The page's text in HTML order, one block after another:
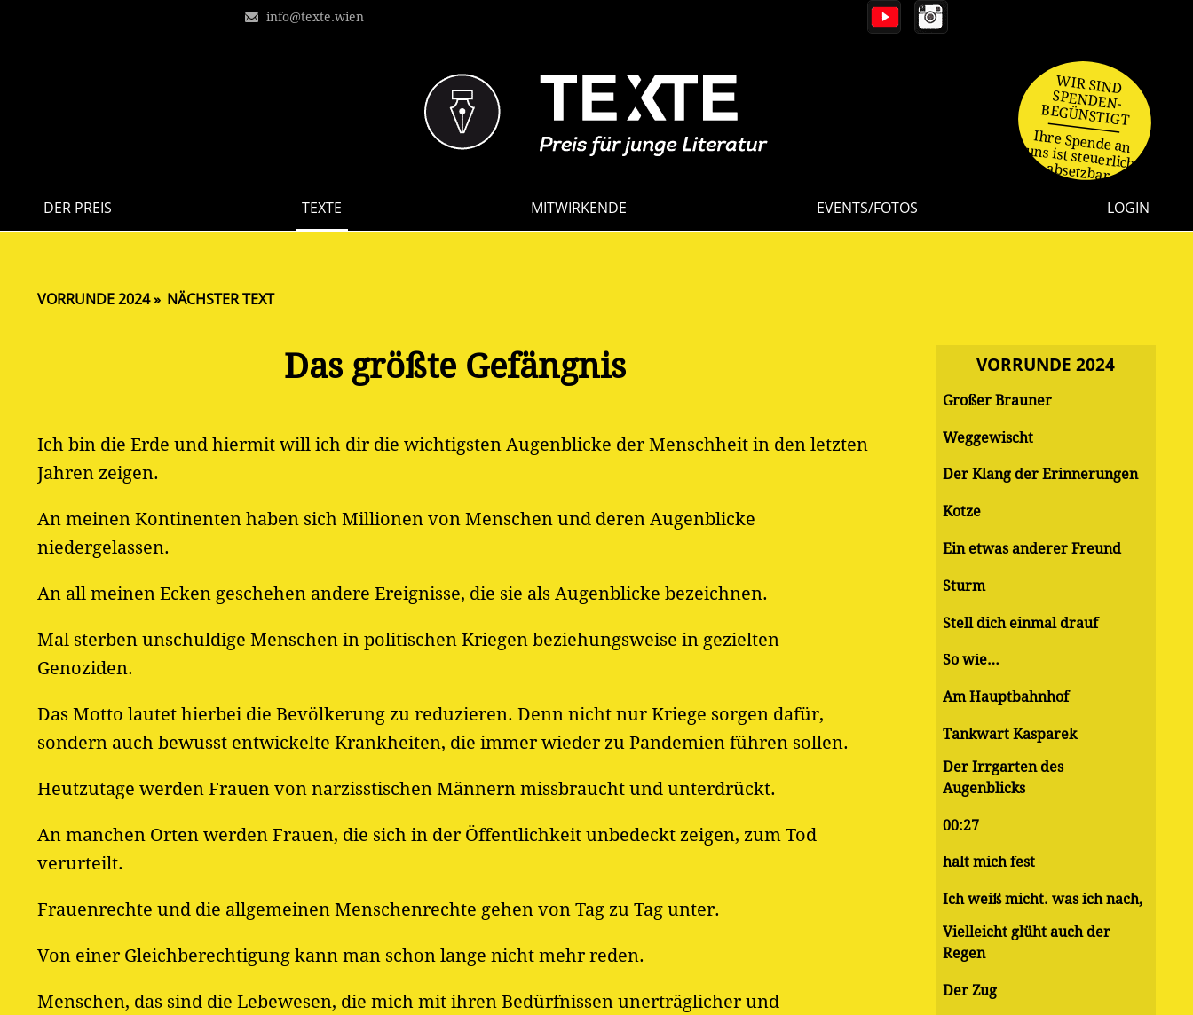
info@texte.wien
NAVIGATION
DER PREIS TEXTE MITWIRKENDE EVENTS/FOTOS LOGIN
WIR SIND
SPENDEN-
BEGÜNSTIGT
Ihre Spende an
uns ist steuerlich
absetzbar.
Das größte Gefängnis
Ich bin die Erde und hiermit will ich dir die wichtigsten Augenblicke der Menschheit in den letzten
Jahren zeigen.
An meinen Kontinenten haben sich Millionen von Menschen und deren Augenblicke
niedergelassen.
An all meinen Ecken geschehen andere Ereignisse, die sie als Augenblicke bezeichnen.
Mal sterben unschuldige Menschen in politischen Kriegen beziehungsweise in gezielten
Genoziden.
Das Motto lautet hierbei die Bevölkerung zu reduzieren. Denn nicht nur Kriege sorgen dafür,
sondern auch bewusst entwickelte Krankheiten, die immer wieder zu Pandemien führen sollen.
Heutzutage werden Frauen von narzisstischen Männern missbraucht und unterdrückt.
An manchen Orten werden Frauen, die sich in der Öffentlichkeit unbedeckt zeigen, zum Tod
verurteilt.
Frauenrechte und die allgemeinen Menschenrechte gehen von Tag zu Tag unter.
Von einer Gleichberechtigung kann man schon lange nicht mehr reden.
Menschen, das sind die Lebewesen, die mich mit ihren Bedürfnissen unerträglicher und
VORRUNDE 2024 NÄCHSTER TEXT
VORRUNDE 2024
Großer Brauner
Weggewischt
Der Klang der Erinnerungen
Kotze
Ein etwas anderer Freund
Sturm
Stell dich einmal drauf
So wie…
Am Hauptbahnhof
Tankwart Kasparek
Der Irrgarten des
Augenblicks
00:27
halt mich fest
Ich weiß micht. was ich nach,
Vielleicht glüht auch der
Regen
Der Zug